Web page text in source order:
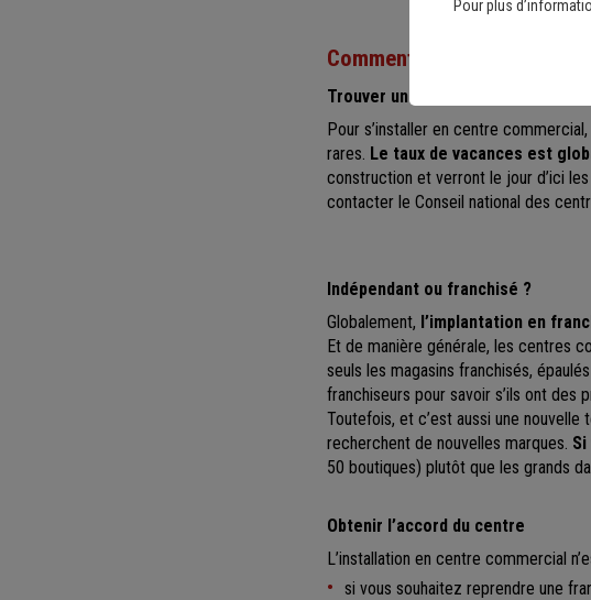
Comment s’implanter dans
Trouver un emplacement libre
Pour s’installer en centre
rares. Le taux de vacances est
construction et verront le jour d’ici
contacter le Conseil national des
Indépendant ou franchisé ?
Globalement, l’implantation en
Et de manière générale, les centres
seuls les magasins franchisés,
franchiseurs pour savoir s’ils ont des
Toutefois, et c’est aussi une
recherchent de nouvelles marques.
50 boutiques) plutôt que les grands
Obtenir l’accord du centre
L’installation en centre commercial
si vous souhaitez reprendre une
Pour plus